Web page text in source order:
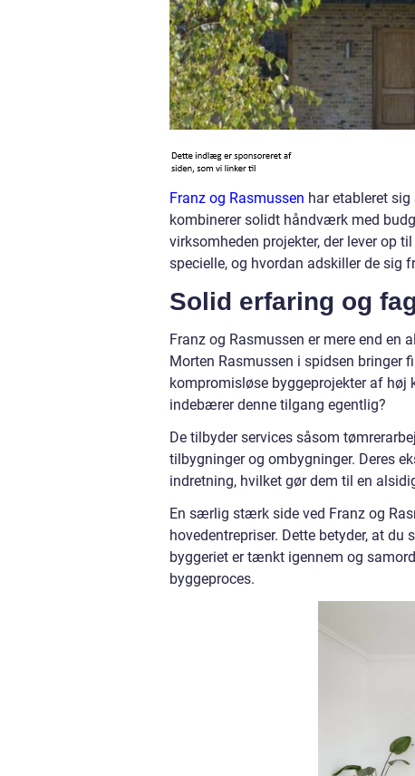
Franz og Rasmussen har etableret
kombinerer solidt håndværk med
virksomheden projekter, der lever op
specielle, og hvordan adskiller de sig
Solid erfaring og
Franz og Rasmussen er mere end en
Morten Rasmussen i spidsen bringer
kompromisløse byggeprojekter af høj
indebærer denne tilgang egentlig?
De tilbyder services såsom
tilbygninger og ombygninger. Deres
indretning, hvilket gør dem til en
En særlig stærk side ved Franz og
hovedentrepriser. Dette betyder, at
byggeriet er tænkt igennem og
byggeproces.